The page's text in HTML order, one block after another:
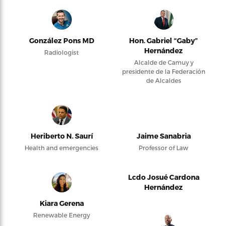
González Pons MD
Radiologist
Hon. Gabriel “Gaby”
Hernández
Alcalde de Camuy y
presidente de la Federación
de Alcaldes
Heriberto N. Saurí
Health and emergencies
Jaime Sanabria
Professor of Law
Kiara Gerena
Renewable Energy
Lcdo Josué Cardona
Hernández